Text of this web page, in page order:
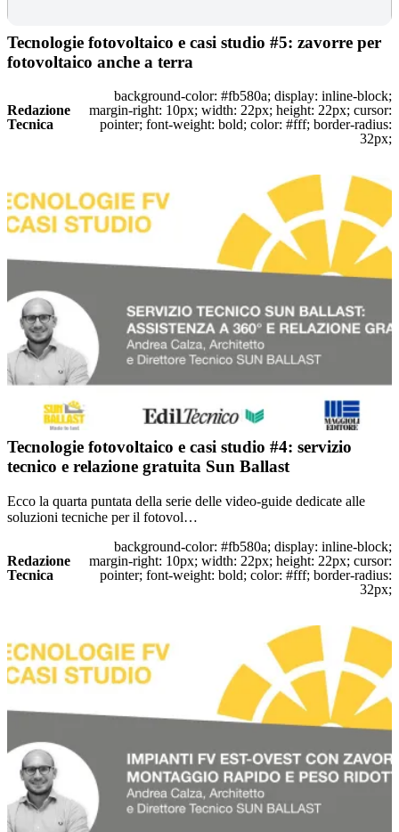
Tecnologie fotovoltaico e casi studio #5: zavorre per
fotovoltaico anche a terra
Redazione
Tecnica
background-color: #fb580a; display: inline-block;
margin-right: 10px; width: 22px; height: 22px; cursor:
pointer; font-weight: bold; color: #fff; border-radius:
32px;
Tecnologie fotovoltaico e casi studio #4: servizio
tecnico e relazione gratuita Sun Ballast
Ecco la quarta puntata della serie delle video-guide dedicate alle
soluzioni tecniche per il fotovol…
Redazione
Tecnica
background-color: #fb580a; display: inline-block;
margin-right: 10px; width: 22px; height: 22px; cursor:
pointer; font-weight: bold; color: #fff; border-radius:
32px;